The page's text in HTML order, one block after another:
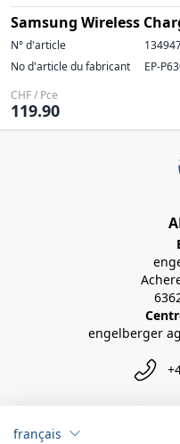
Samsung Wireless
N° d'article
No d'article du fabricant
EP-
CHF / Pce
119.90
engelberger
français